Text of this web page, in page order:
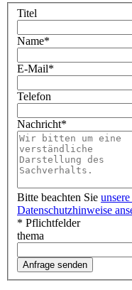
Titel
Name*
E-Mail*
Telefon
Nachricht*
Bitte beachten Sie
Datenschutzhinweise
* Pflichtfelder
thema